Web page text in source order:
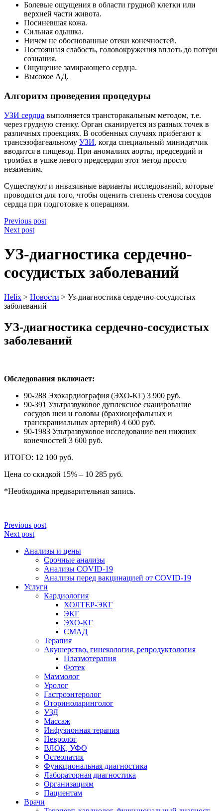
Болевые ощущения в области грудной клетки или
верхней части живота.
Посиневшая кожа.
Сильная одышка.
Ничем не обоснованные отеки конечностей.
Постоянная слабость, головокружения вплоть до потери
сознания.
Ощущение замирающего сердца.
Высокое АД.
Алгоритм проведения процедуры
УЗИ сердца выполняется трансторакальным методом, т.е.
через грудную стенку. Орган сканируется из разных точек в
различных проекциях. В особенных случаях прибегают к
трансэзофагеальному УЗИ, когда специальный минидатчик
вводится в пищевод. При аномалиях аорты, предсердий и
тромбах в ушке левого предсердия этот метод просто
незаменим.
Существуют и инвазивные варианты исследований, которые
проводятся для того, чтобы оценить степень стеноза сосудов
сердца при подготовке к операциям.
Previous post
Next post
УЗ-диагностика сердечно-
сосудистых заболеваний
Helix > Новости > Уз-диагностика сердечно-сосудистых
заболеваний
УЗ-диагностика сердечно-сосудистых
заболеваний
Обследования включает:
90-288 Эхокардиография (ЭХО-КГ) 3 900 руб.
90-391 Ультразвуковое дуплексное сканирование
сосудов шеи и головы (брахиоцефальных и
транскраниальных артерий) 4 600 руб.
90-1983 Ультразвуковое исследование вен нижних
конечностей 3 600 руб.
ИТОГО: 12 100 руб.
Цена со скидкой 15% – 10 285 руб.
*Необходима предварительная запись.
Previous post
Next post
Анализы и цены
Срочные анализы
Анализы COVID-19
Анализы перед вакцинацией от COVID-19
Услуги
Кардиология
ХОЛТЕР-ЭКГ
ЭКГ
ЭХО-КГ
СМАД
Терапия
Акушерство, гинекология, репродуктология
Плазмотерапия
Фотек
Маммолог
Уролог
Гастроэнтеролог
Оториноларинголог
УЗД
Массаж
Инфузионная терапия
Невролог
ВЛОК, УФО
Остеопатия
Функциональная диагностика
Лабораторная диагностика
Организациям
Пациентам
Врачи